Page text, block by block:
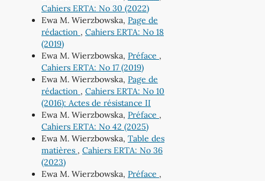
Cahiers ERTA: No 30 (2022)
Ewa M. Wierzbowska, Page de
rédaction , Cahiers ERTA: No 18
(2019)
Ewa M. Wierzbowska, Préface ,
Cahiers ERTA: No 17 (2019)
Ewa M. Wierzbowska, Page de
rédaction , Cahiers ERTA: No 10
(2016): Actes de résistance II
Ewa M. Wierzbowska, Préface ,
Cahiers ERTA: No 42 (2025)
Ewa M. Wierzbowska, Table des
matières , Cahiers ERTA: No 36
(2023)
Ewa M. Wierzbowska, Préface ,